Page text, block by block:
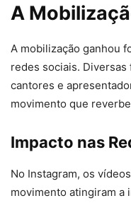
A
A mobilização ganhou
redes sociais.
cantores e
movimento que
Impacto nas
No Instagram, os
movimento atingiram a